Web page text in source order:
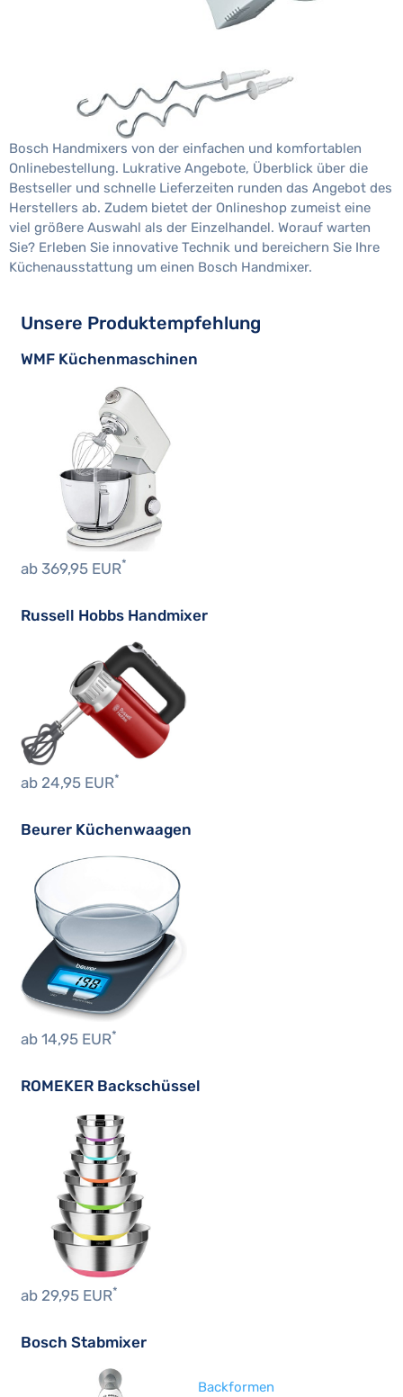
Bosch Handmixers von der einfachen und komfortablen
Onlinebestellung. Lukrative Angebote, Überblick über die
Bestseller und schnelle Lieferzeiten runden das Angebot des
Herstellers ab. Zudem bietet der Onlineshop zumeist eine
viel größere Auswahl als der Einzelhandel. Worauf warten
Sie? Erleben Sie innovative Technik und bereichern Sie Ihre
Küchenausstattung um einen Bosch Handmixer.
Unsere Produktempfehlung
WMF Küchenmaschinen
ab 369,95 EUR*
Russell Hobbs Handmixer
ab 24,95 EUR*
Beurer Küchenwaagen
ab 14,95 EUR*
ROMEKER Backschüssel
ab 29,95 EUR*
Bosch Stabmixer
Backformen